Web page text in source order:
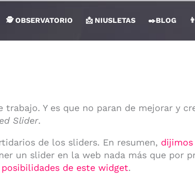
🕵 OBSERVATORIO 📩 NIUSLETAS ✒️BLOG
trabajo. Y es que no paran de mejorar y
Slider.
de los sliders. En resumen,
un slider en la web nada más que por
de este widget.